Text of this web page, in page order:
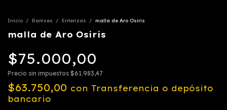
Inicio / Ramses / Enterizas / malla de Aro Osiris
malla de Aro Osiris
$75.000,00
Precio sin impuestos $61.983,47
$63.750,00 con Transferencia o depósito
bancario